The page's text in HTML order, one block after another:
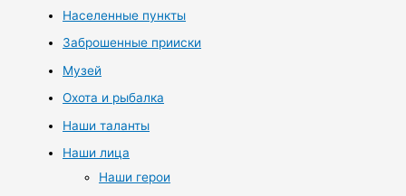
Населенные пункты
Заброшенные прииски
Музей
Охота и рыбалка
Наши таланты
Наши лица
Наши герои